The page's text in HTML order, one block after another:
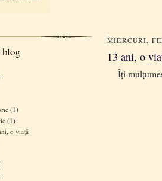
(1)
(1)
o viață
MIERCURI,
13 ani, o
Îți